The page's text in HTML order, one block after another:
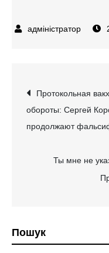
записів
Протокольная
обороты: Сергей
продолжают
Ты мне не
Пошук